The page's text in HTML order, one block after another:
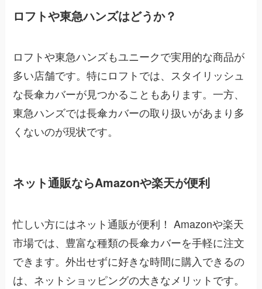
ロフトや東急ハンズはどうか？
ロフトや東急ハンズもユニークで実用的な商品が
多い店舗です。特にロフトでは、スタイリッシュ
な長傘カバーが見つかることもあります。一方、
東急ハンズでは長傘カバーの取り扱いがあまり多
くないのが現状です。
ネット通販ならAmazonや楽天が便利
忙しい方にはネット通販が便利！ Amazonや楽天
市場では、豊富な種類の長傘カバーを手軽に注文
できます。外出せずに好きな時間に購入できるの
は、ネットショッピングの大きなメリットです。